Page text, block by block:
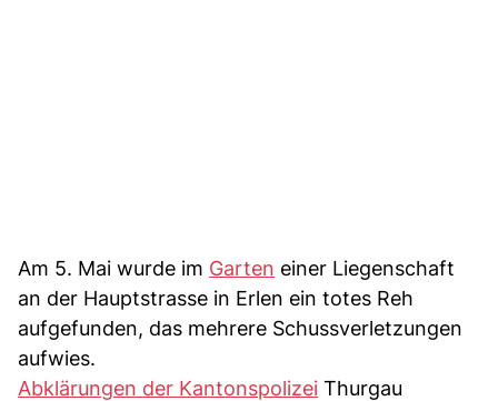
Am 5. Mai wurde im Garten einer Liegenschaft
an der Hauptstrasse in Erlen ein totes Reh
aufgefunden, das mehrere Schussverletzungen
aufwies.
Abklärungen der Kantonspolizei Thurgau